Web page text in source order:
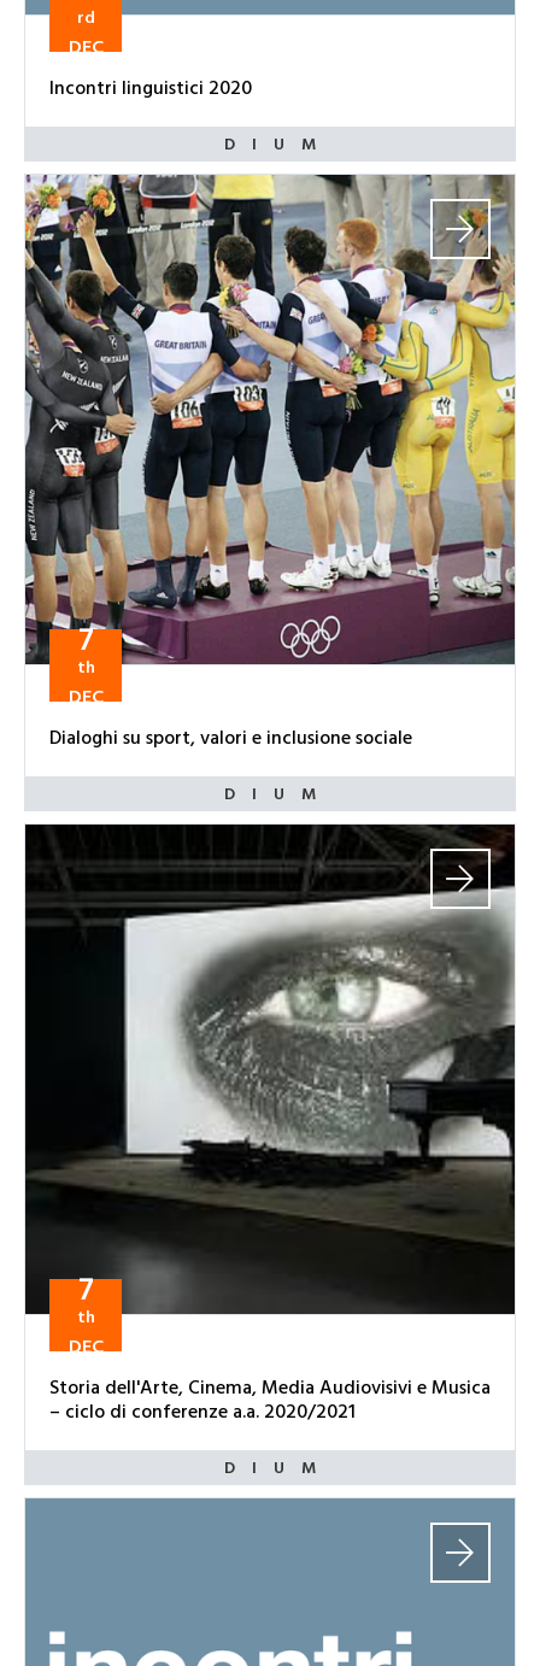
rd
DEC
Incontri linguistici 2020
7
th
DEC
Dialoghi su sport, valori e inclusione sociale
7
th
DEC
Storia dell'Arte, Cinema, Media Audiovisivi e Musica
– ciclo di conferenze a.a. 2020/2021